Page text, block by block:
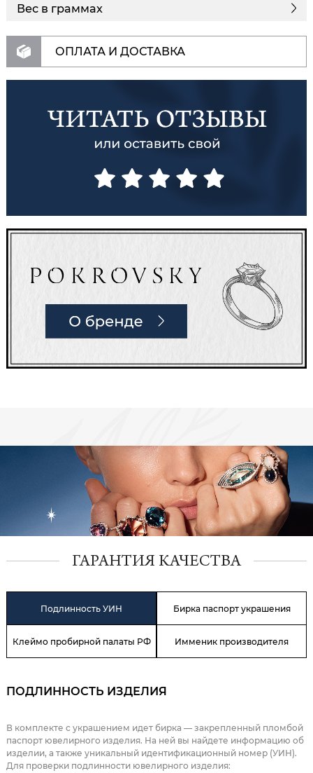
Вес в граммах
ОПЛАТА И ДОСТАВКА
ГАРАНТИЯ КАЧЕСТВА
Подлинность УИН Бирка паспорт украшения
Клеймо пробирной палаты РФ Имменик производителя
ПОДЛИННОСТЬ ИЗДЕЛИЯ
В комплекте с украшением идет бирка — закрепленный пломбой
паспорт ювелирного изделия. На ней вы найдете информацию об
изделии, а также уникальный идентификационный номер (УИН).
Для проверки подлинности ювелирного изделия: